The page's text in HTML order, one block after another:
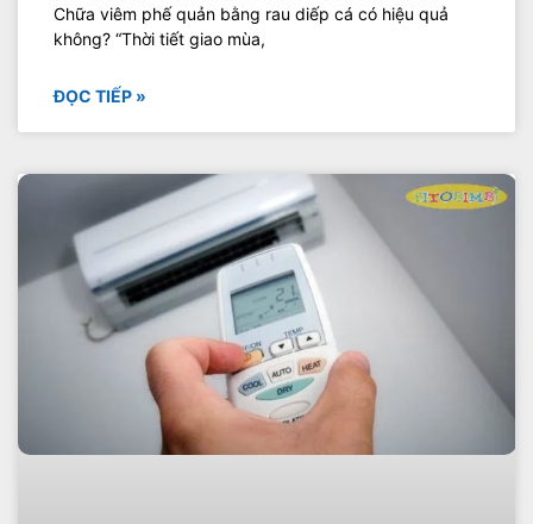
Chữa viêm phế quản bằng rau diếp cá có hiệu quả
không? “Thời tiết giao mùa,
ĐỌC TIẾP »